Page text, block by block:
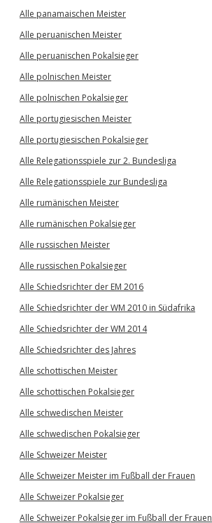
Alle panamaischen Meister
Alle peruanischen Meister
Alle peruanischen Pokalsieger
Alle polnischen Meister
Alle polnischen Pokalsieger
Alle portugiesischen Meister
Alle portugiesischen Pokalsieger
Alle Relegationsspiele zur 2. Bundesliga
Alle Relegationsspiele zur Bundesliga
Alle rumänischen Meister
Alle rumänischen Pokalsieger
Alle russischen Meister
Alle russischen Pokalsieger
Alle Schiedsrichter der EM 2016
Alle Schiedsrichter der WM 2010 in Südafrika
Alle Schiedsrichter der WM 2014
Alle Schiedsrichter des Jahres
Alle schottischen Meister
Alle schottischen Pokalsieger
Alle schwedischen Meister
Alle schwedischen Pokalsieger
Alle Schweizer Meister
Alle Schweizer Meister im Fußball der Frauen
Alle Schweizer Pokalsieger
Alle Schweizer Pokalsieger im Fußball der Frauen